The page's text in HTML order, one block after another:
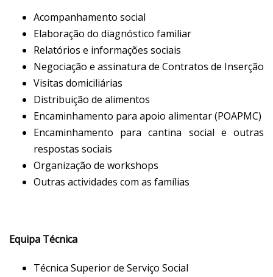
Acompanhamento social
Elaboração do diagnóstico familiar
Relatórios e informações sociais
Negociação e assinatura de Contratos de Inserção
Visitas domiciliárias
Distribuição de alimentos
Encaminhamento para apoio alimentar (POAPMC)
Encaminhamento para cantina social e outras
respostas sociais
Organização de workshops
Outras actividades com as famílias
Equipa Técnica
Técnica Superior de Serviço Social